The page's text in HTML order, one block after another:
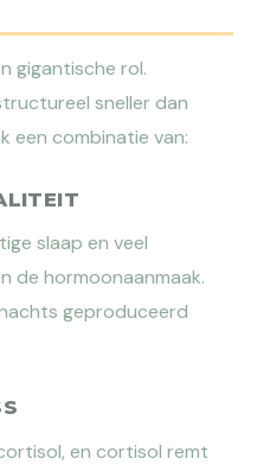
gigantische rol.
sneller dan
een combinatie van:
slaap en veel
de hormoonaanmaak.
geproduceerd
en cortisol remt